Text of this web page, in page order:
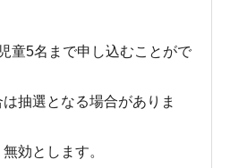
童5名まで申し込むことがで
抽選となる場合がありま
効とします。